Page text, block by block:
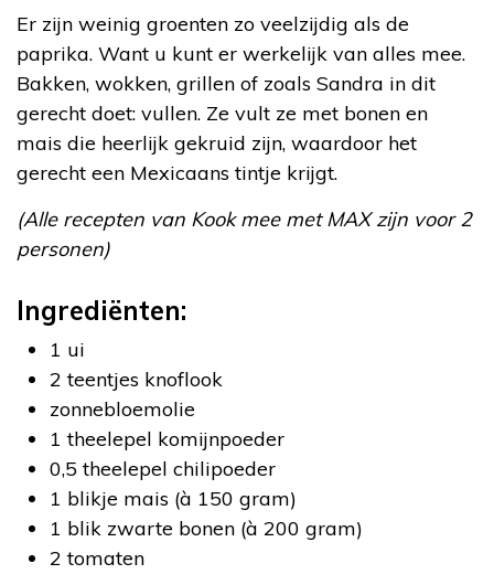
Er zijn weinig groenten zo veelzijdig als de
paprika. Want u kunt er werkelijk van alles mee.
Bakken, wokken, grillen of zoals Sandra in dit
gerecht doet: vullen. Ze vult ze met bonen en
mais die heerlijk gekruid zijn, waardoor het
gerecht een Mexicaans tintje krijgt.
(Alle recepten van Kook mee met MAX zijn voor 2
personen)
Ingrediënten:
1 ui
2 teentjes knoflook
zonnebloemolie
1 theelepel komijnpoeder
0,5 theelepel chilipoeder
1 blikje mais (à 150 gram)
1 blik zwarte bonen (à 200 gram)
2 tomaten